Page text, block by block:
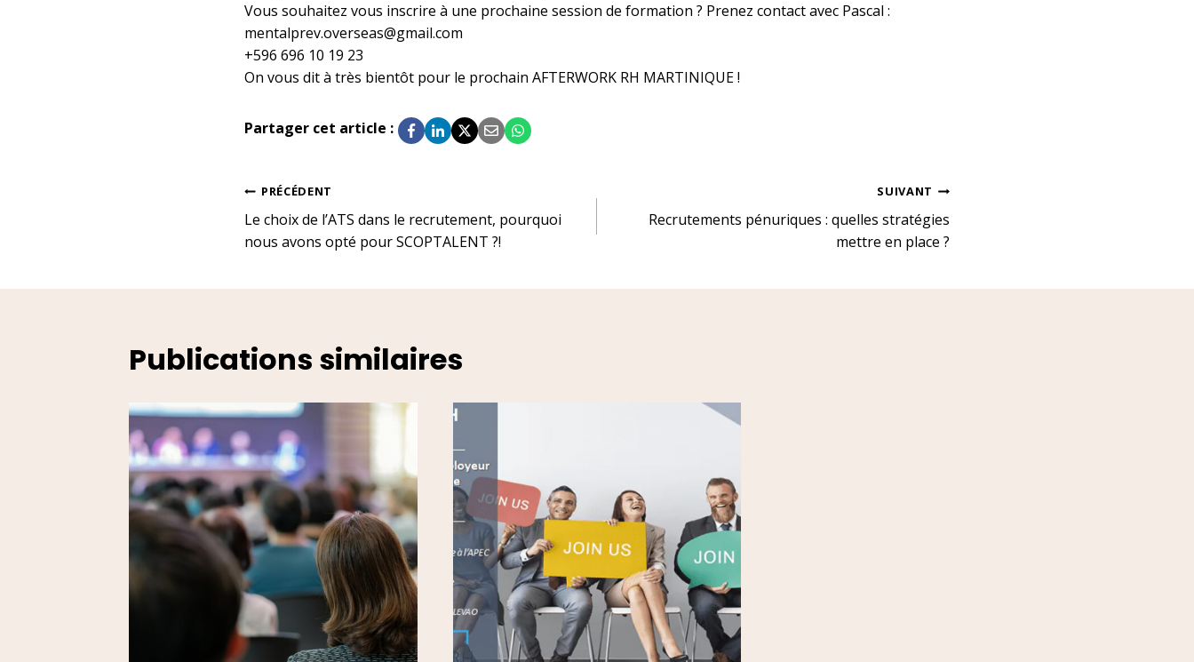
Vous souhaitez vous inscrire à une prochaine session de formation ? Prenez contact avec Pascal :
mentalprev.overseas@gmail.com
+596 696 10 19 23
On vous dit à très bientôt pour le prochain AFTERWORK RH MARTINIQUE !
Partager cet article :
Navigation
de
l’article
PRÉCÉDENT
Le choix de l’ATS dans le recrutement, pourquoi
nous avons opté pour SCOPTALENT ?!
SUIVANT
Recrutements pénuriques : quelles stratégies
mettre en place ?
Publications similaires